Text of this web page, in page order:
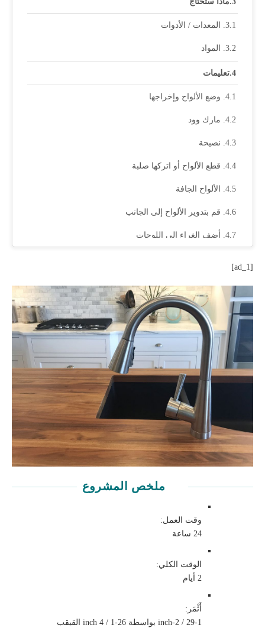
المعدات / الأدوات
المواد
تعليمات
وضع الألواح وإخراجها
مارك وود
نصيحة
قطع الألواح أو اتركها صلبة
الألواح الجافة
قم بتدوير الألواح إلى الجانب
أضف الغراء إلى اللوحات
خشب المشبك
إزالة الغراء الزائد
دع الألواح تعالج
إزالة المشابك
وضع علامة على نهايات كونترتوب
قطع نهايات كونترتوب
إنهاء قمة كونترتوب
إنهاء كونترتوب
كيفية صنع كونترتوب جزار بلوك متقدم
أدوات
[ad_1]
ملخص المشروع
وقت العمل:
24 ساعة
الوقت الكلي:
2 أيام
أَثْمَر:
29-1 / 2-inch بواسطة 26-1 / 4 inch القيقب